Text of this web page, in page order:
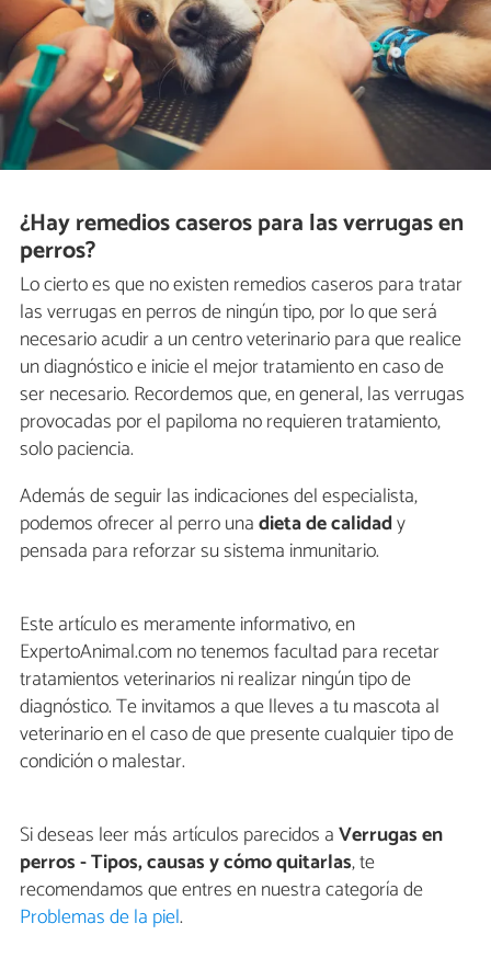
¿Hay remedios caseros para las verrugas en
perros?
Lo cierto es que no existen remedios caseros para tratar
las verrugas en perros de ningún tipo, por lo que será
necesario acudir a un centro veterinario para que realice
un diagnóstico e inicie el mejor tratamiento en caso de
ser necesario. Recordemos que, en general, las verrugas
provocadas por el papiloma no requieren tratamiento,
solo paciencia.
Además de seguir las indicaciones del especialista,
podemos ofrecer al perro unadieta de calidady
pensada para reforzar su sistema inmunitario.
Este artículo es meramente informativo, en
ExpertoAnimal.com no tenemos facultad para recetar
tratamientos veterinarios ni realizar ningún tipo de
diagnóstico. Te invitamos a que lleves a tu mascota al
veterinario en el caso de que presente cualquier tipo de
condición o malestar.
Si deseas leer más artículos parecidos aVerrugas en
perros - Tipos, causas y cómo quitarlas, te
recomendamos que entres en nuestra categoría de
Problemas de la piel.